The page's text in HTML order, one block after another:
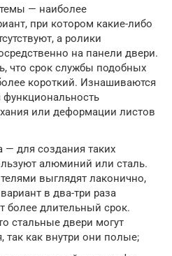
— наиболее
при котором какие-либо
а ролики
на панели двери.
что срок службы подобных
короткий. Изнашиваются
функциональность
или деформации листов
— для создания таких
алюминий или сталь.
выглядят лаконично,
в два-три раза
более длительный срок.
стальные двери могут
так как внутри они полые;